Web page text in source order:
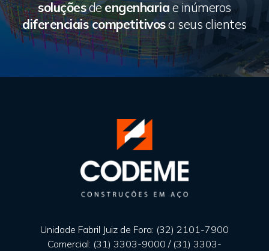
soluçõesdeengenhariae inúmeros
diferenciais competitivosa seus clientes
Unidade Fabril Juiz de Fora: (32) 2101-7900
Comercial: (31) 3303-9000 / (31) 3303-